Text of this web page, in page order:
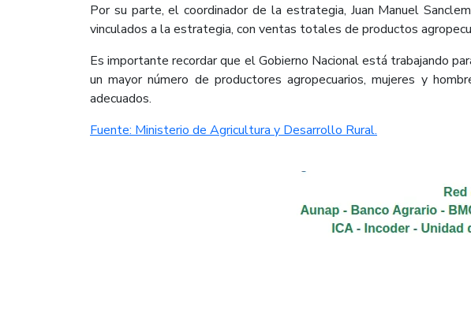
Por su parte, el coordinador de la estrategia, Juan Manuel
vinculados a la estrategia, con ventas totales de productos
Es importante recordar que el Gobierno Nacional está trabajando
un mayor número de productores agropecuarios, mujeres y
adecuados. ​
Fuente: Ministerio de Agricultura y Desarrollo Rural.​